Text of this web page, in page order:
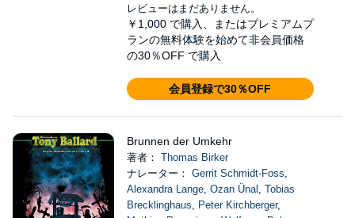
レビューはまだありません。
￥1,000 で購入、またはプレミアムプ
ランの無料体験を始めて非会員価格
の30％OFF で購入
会員登録で30％OFF
Brunnen der Umkehr
著者： Thomas Birker
ナレーター： Gerrit Schmidt-Foss,
Alexandra Lange, Ozan Ünal , Tobias
Brecklinghaus, Peter Kirchberger,